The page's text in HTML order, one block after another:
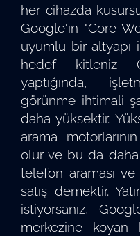
her cihazda
Google'ın "Core
uyumlu bir altyapı
hedef kitleniz
yaptığında,
görünme ihtimali
daha yüksektir.
arama
olur ve bu da daha
telefon araması
satış demektir.
istiyorsanız,
merkezine koyan